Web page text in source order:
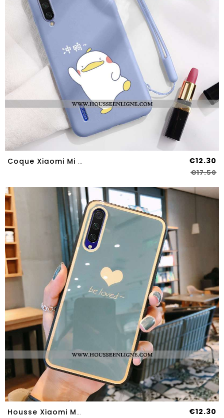
Coque Xiaomi Mi A3 Personnalité Créatif Étui Bleu Dessin Animé Ultra Fluide Doux €12.30
€17.50
Housse Xiaomi Mi A3 Verre Tendance Étui Téléphone Portable Gris Vent Tout Compris €12.30